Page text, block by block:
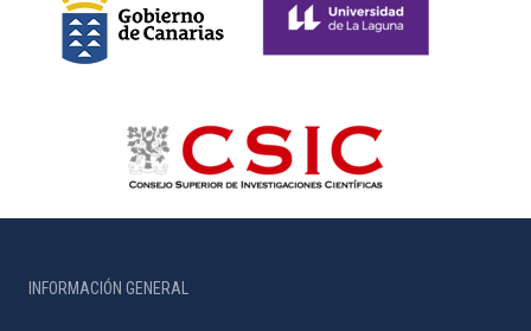
INFORMACIÓN GENERAL